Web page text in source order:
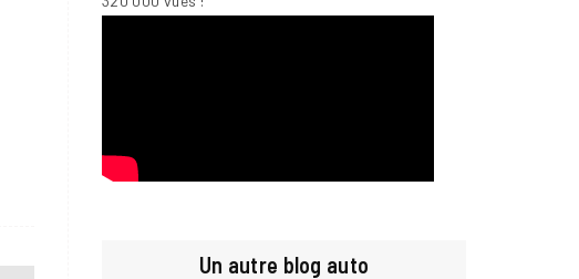
Un autre blog auto